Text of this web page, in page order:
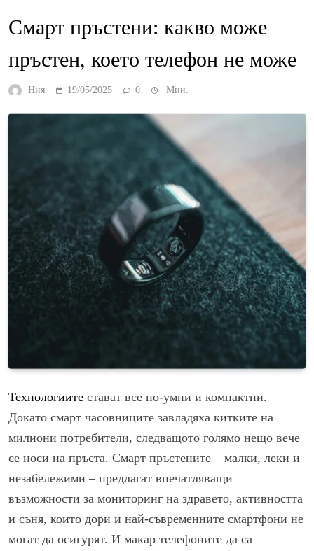
Смарт пръстени: какво може
пръстен, което телефон не може
Ния 19/05/2025 0 Мин.
Технологиите стават все по-умни и компактни.
Докато смарт часовниците завладяха китките на
милиони потребители, следващото голямо нещо вече
се носи на пръста. Смарт пръстените – малки, леки и
незабележими – предлагат впечатляващи
възможности за мониторинг на здравето, активността
и съня, които дори и най-съвременните смартфони не
могат да осигурят. И макар телефоните да са